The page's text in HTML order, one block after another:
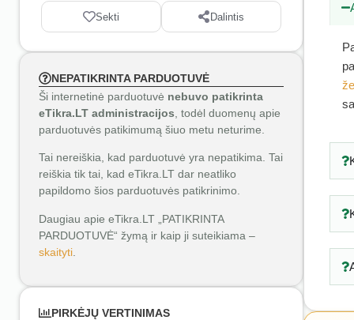
Sekti Dalintis
NEPATIKRINTA PARDUOTUVĖ
Ši internetinė parduotuvė nebuvo patikrinta
eTikra.LT administracijos , todėl duomenų apie
parduotuvės patikimumą šiuo metu neturime.
Tai nereiškia, kad parduotuvė yra nepatikima. Tai
reiškia tik tai, kad eTikra.LT dar neatliko
papildomo šios parduotuvės patikrinimo.
Daugiau apie eTikra.LT „PATIKRINTA
PARDUOTUVĖ“ žymą ir kaip ji suteikiama –
skaityti
PIRKĖJŲ VERTINIMAS